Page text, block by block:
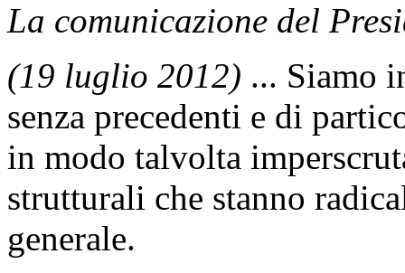
La comunicazione del
(19 luglio 2012) ... Siamo
senza precedenti e di
in modo talvolta
strutturali che stanno
generale.